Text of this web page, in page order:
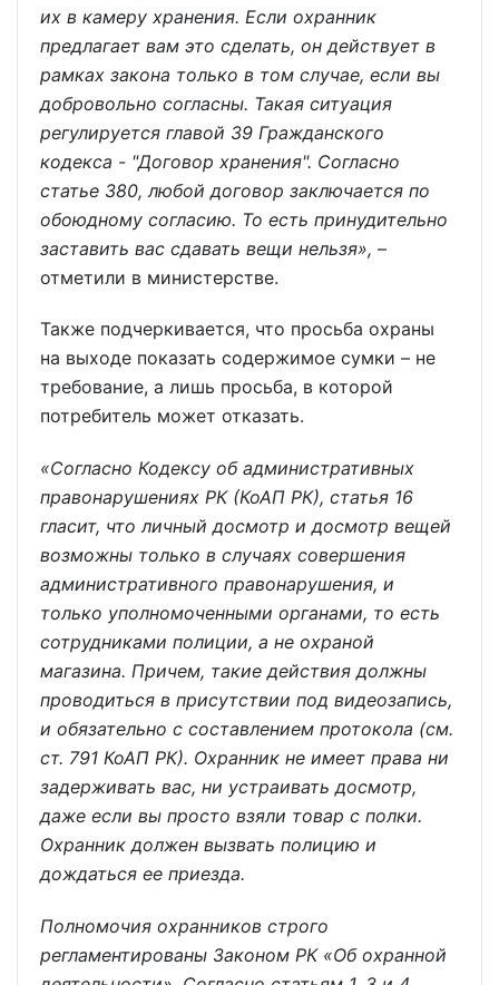
их в камеру хранения. Если охранник
предлагает вам это сделать, он действует в
рамках закона только в том случае, если вы
добровольно согласны. Такая ситуация
регулируется главой 39 Гражданского
кодекса - "Договор хранения". Согласно
статье 380, любой договор заключается по
обоюдному согласию. То есть принудительно
заставить вас сдавать вещи нельзя», –
отметили в министерстве.
Также подчеркивается, что просьба охраны
на выходе показать содержимое сумки – не
требование, а лишь просьба, в которой
потребитель может отказать.
«Согласно Кодексу об административных
правонарушениях РК (КоАП РК), статья 16
гласит, что личный досмотр и досмотр вещей
возможны только в случаях совершения
административного правонарушения, и
только уполномоченными органами, то есть
сотрудниками полиции, а не охраной
магазина. Причем, такие действия должны
проводиться в присутствии под видеозапись,
и обязательно с составлением протокола (см.
ст. 791 КоАП РК). Охранник не имеет права ни
задерживать вас, ни устраивать досмотр,
даже если вы просто взяли товар с полки.
Охранник должен вызвать полицию и
дождаться ее приезда.
Полномочия охранников строго
регламентированы Законом РК «Об охранной